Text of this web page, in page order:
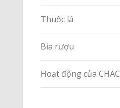
Thuốc lá
Bia rượu
Hoạt động của CHAC